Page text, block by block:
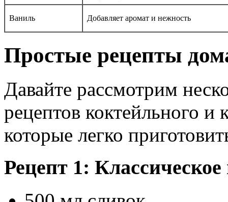
Ваниль Добавляет аромат и нежность
Простые рецепты
Давайте рассмотрим
рецептов коктейльного и
которые легко
Рецепт 1: